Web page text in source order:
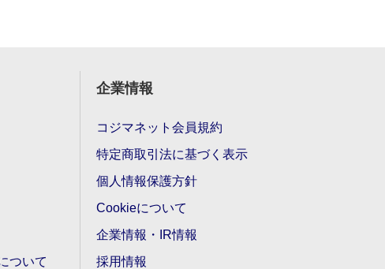
ついて
企業情報
コジマネット会員規約
特定商取引法に基づく表示
個人情報保護方針
Cookieについて
企業情報・IR情報
採用情報